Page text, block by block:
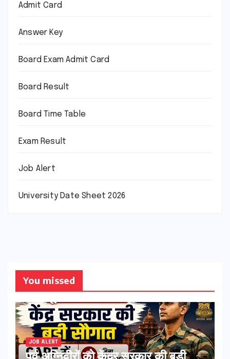
Admit Card
Answer Key
Board Exam Admit Card
Board Result
Board Time Table
Exam Result
Job Alert
University Date Sheet 2026
You missed
JOB ALERT
पूर्व अग्निवीरों को केंद्र सरकार की बड़ी